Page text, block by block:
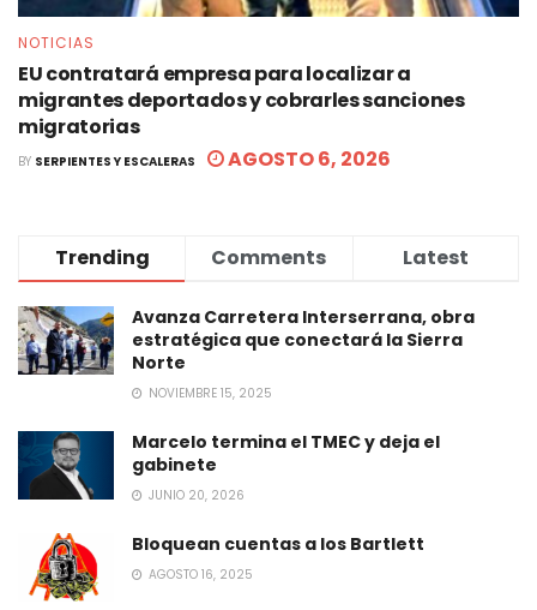
NOTICIAS
EU contratará empresa para localizar a
migrantes deportados y cobrarles sanciones
migratorias
BY SERPIENTES Y ESCALERAS AGOSTO 6, 2026
Trending Comments Latest
Avanza Carretera Interserrana, obra
estratégica que conectará la Sierra
Norte
NOVIEMBRE 15, 2025
Marcelo termina el TMEC y deja el
gabinete
JUNIO 20, 2026
Bloquean cuentas a los Bartlett
AGOSTO 16, 2025